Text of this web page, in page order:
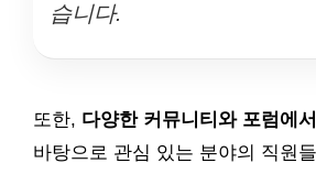
습니다.
또한, 다양한 커뮤니티와 포럼에
바탕으로 관심 있는 분야의 직원